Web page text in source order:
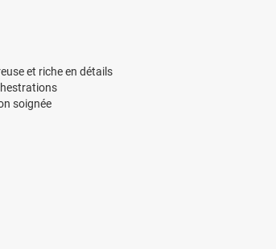
et riche en détails
soignée